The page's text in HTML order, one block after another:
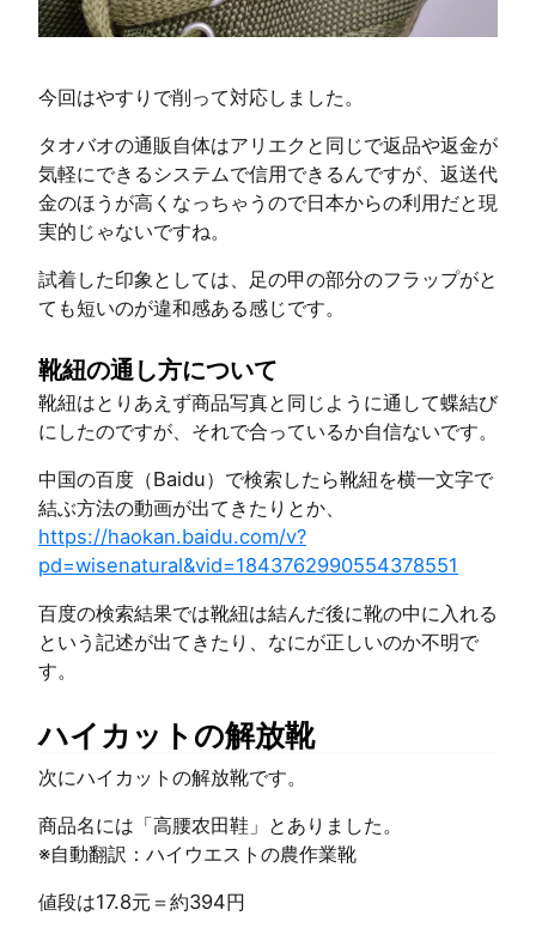
今回はやすりで削って対応しました。
タオバオの通販自体はアリエクと同じで返品や返金が
気軽にできるシステムで信用できるんですが、返送代
金のほうが高くなっちゃうので日本からの利用だと現
実的じゃないですね。
試着した印象としては、足の甲の部分のフラップがと
ても短いのが違和感ある感じです。
靴紐の通し方について
靴紐はとりあえず商品写真と同じように通して蝶結び
にしたのですが、それで合っているか自信ないです。
中国の百度（Baidu）で検索したら靴紐を横一文字で
結ぶ方法の動画が出てきたりとか、
https://haokan.baidu.com/v?
pd=wisenatural&vid=1843762990554378551
百度の検索結果では靴紐は結んだ後に靴の中に入れる
という記述が出てきたり、なにが正しいのか不明で
す。
ハイカットの解放靴
次にハイカットの解放靴です。
商品名には「高腰农田鞋」とありました。
※自動翻訳：ハイウエストの農作業靴
値段は17.8元＝約394円